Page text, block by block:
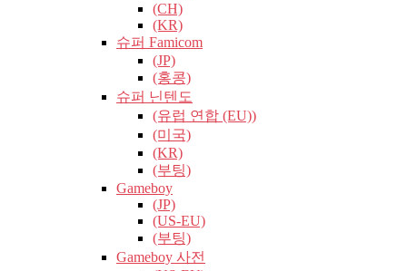
(CH)
(KR)
슈퍼 Famicom
(JP)
(홍콩)
슈퍼 닌텐도
(유럽​​ 연합 (EU))
(미국)
(KR)
(부팅)
Gameboy
(JP)
(US-EU)
(부팅)
Gameboy 사전